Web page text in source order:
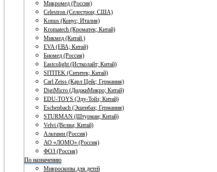
Микромед (Россия)
Celestron (Селестрон; США)
Konus (Конус; Италия)
Kromatech (Кроматек; Китай)
Микмед (Китай.)
EVA (ЕВА; Китай)
Биомед (Россия)
Eastcolight (Истколайт; Китай)
SITITEK (Сититек; Китай)
Carl Zeiss (Карл Цейс; Германия)
DigiMicro (ДиджиМикро; Китай)
EDU-TOYS (Эду-Тойз; Китай)
Eschenbach (Эшенбах; Германия)
STURMAN (Штурман; Китай)
Velvi (Велви; Китай)
Альтами (Россия)
АО «ЛОМО» (Россия)
ФОЗ (Россия)
По назначению
Микроскопы для детей